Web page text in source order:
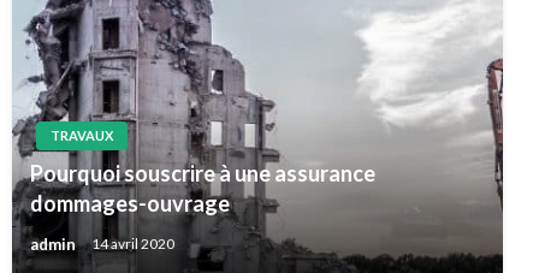
TRAVAUX
Pourquoi souscrire à une assurance
dommages-ouvrage
admin 14 avril 2020